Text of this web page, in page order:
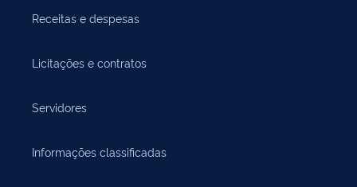
Receitas e despesas
Licitações e contratos
Servidores
Informações classificadas